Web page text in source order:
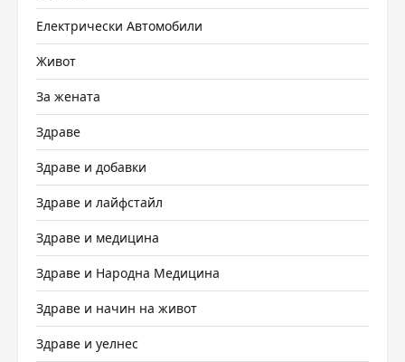
Електрически Автомобили
Живот
За жената
Здраве
Здраве и добавки
Здраве и лайфстайл
Здраве и медицина
Здраве и Народна Медицина
Здраве и начин на живот
Здраве и уелнес